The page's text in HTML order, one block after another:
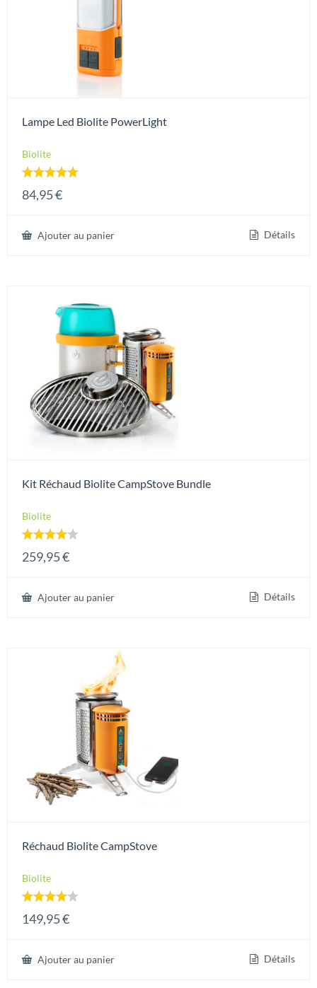
Lampe Led Biolite PowerLight
Biolite
5.00
84,95€
Ajouter au panier Détails
Kit Réchaud Biolite CampStove Bundle
Biolite
4.00
259,95€
Ajouter au panier Détails
Réchaud Biolite CampStove
Biolite
4.00
149,95€
Ajouter au panier Détails